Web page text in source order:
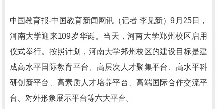
中国教育报-中国教育新闻网讯（记者 李见新）9月25日，
河南大学迎来109岁华诞。当天，河南大学郑州校区启用
仪式举行。按照计划，河南大学郑州校区的建设目标是建
成高水平国际教育平台、高层次人才聚集平台、高水平科
研创新平台、高素质人才培养平台、高端国际合作交流平
台、对外形象展示平台等六大平台。